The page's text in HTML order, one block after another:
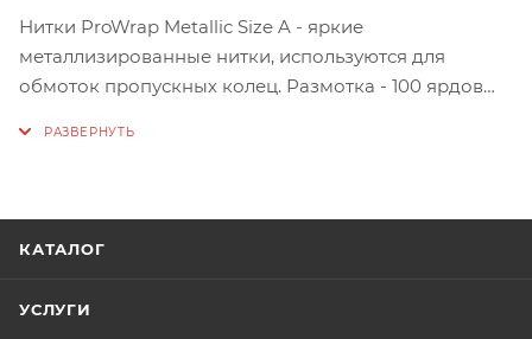
Нитки ProWrap Metallic Size A - яркие
металлизированные нитки, используются для
обмоток пропускных колец. Размотка - 100 ярдов
КАТАЛОГ
УСЛУГИ